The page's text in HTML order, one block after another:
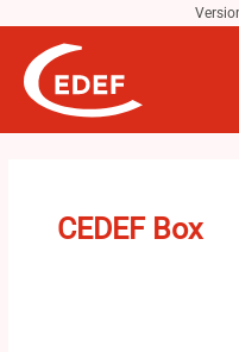
contenu
CEDEF Box